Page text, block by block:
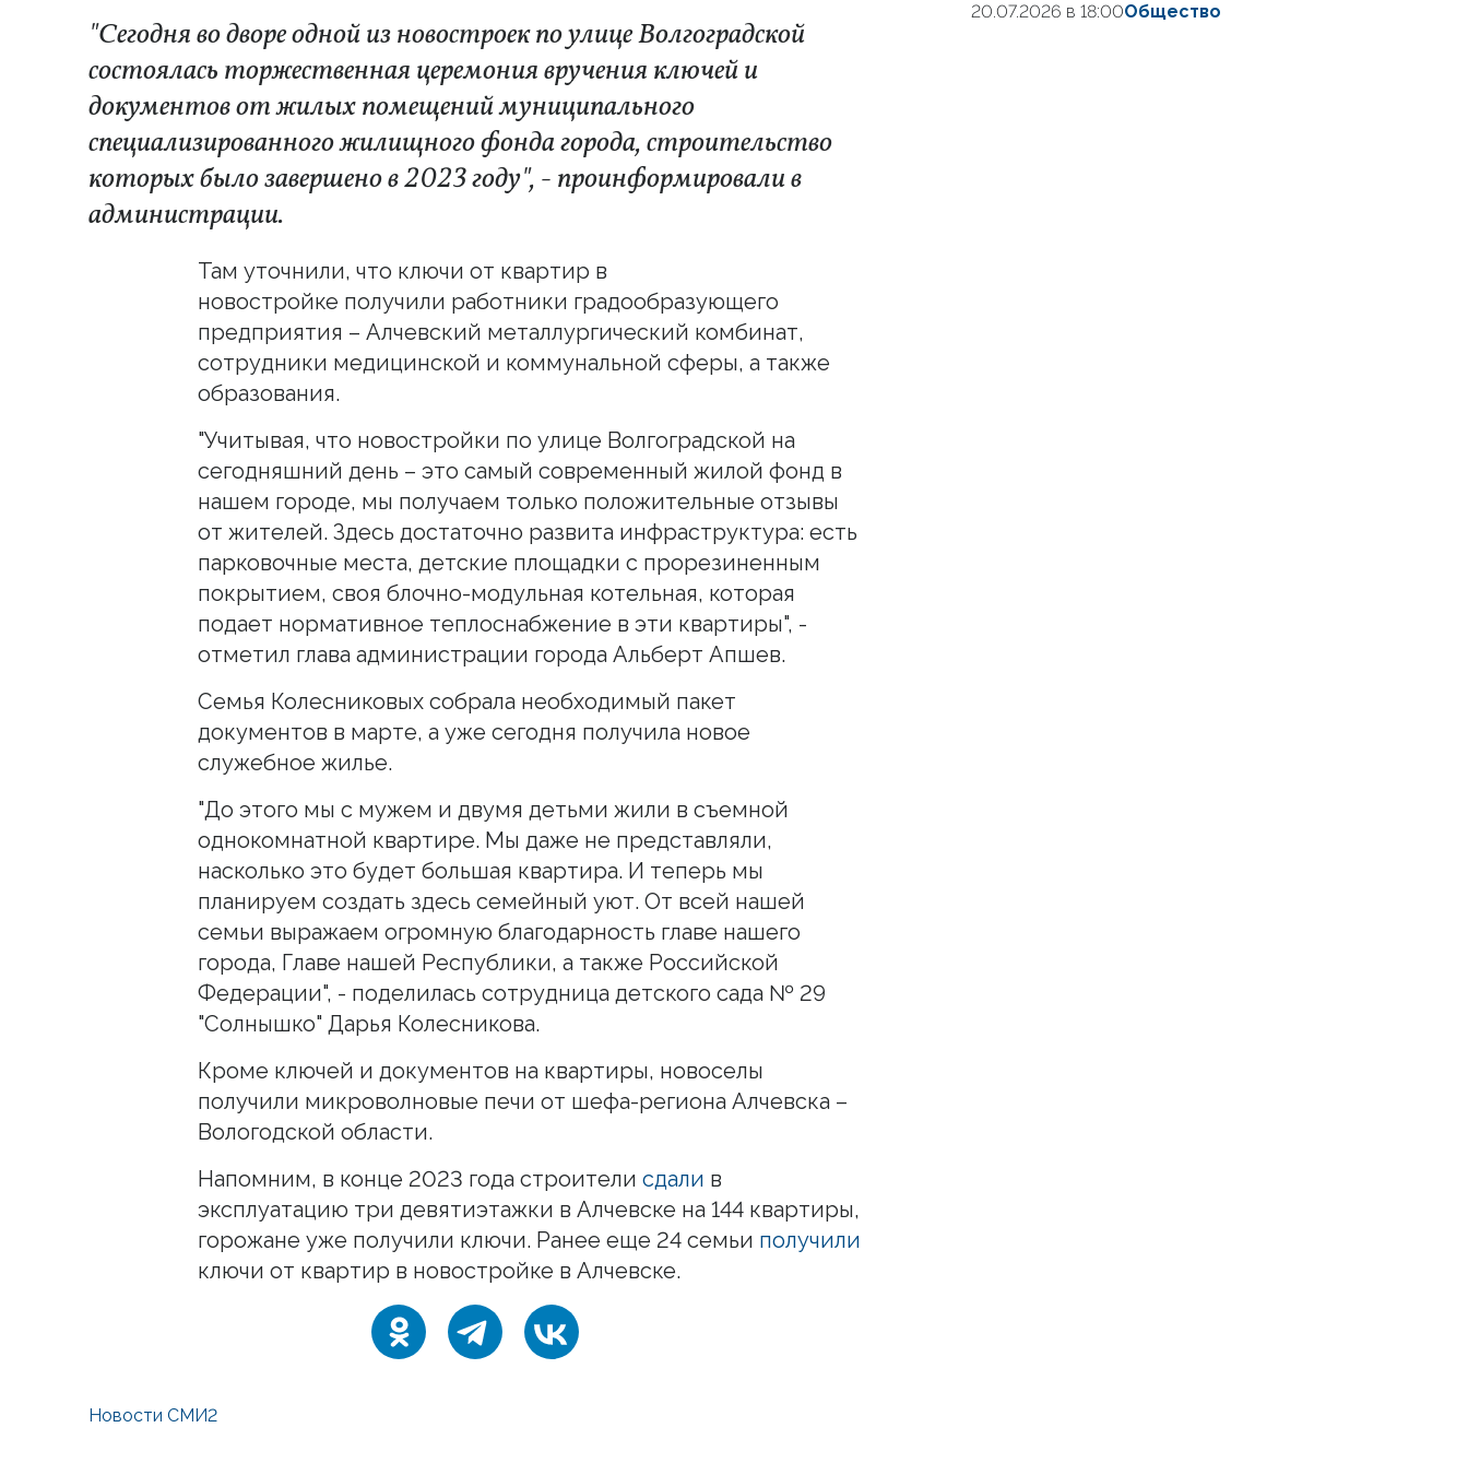
"Сегодня во дворе одной из новостроек по улице Волгоградской
состоялась торжественная церемония вручения ключей и
документов от жилых помещений муниципального
специализированного жилищного фонда города, строительство
которых было завершено в 2023 году", - проинформировали в
администрации.
Там уточнили, что ключи от квартир в
новостройке получили работники градообразующего
предприятия – Алчевский металлургический комбинат,
сотрудники медицинской и коммунальной сферы, а также
образования.
"Учитывая, что новостройки по улице Волгоградской на
сегодняшний день – это самый современный жилой фонд в
нашем городе, мы получаем только положительные отзывы
от жителей. Здесь достаточно развита инфраструктура: есть
парковочные места, детские площадки с прорезиненным
покрытием, своя блочно-модульная котельная, которая
подает нормативное теплоснабжение в эти квартиры", -
отметил глава администрации города Альберт Апшев.
Семья Колесниковых собрала необходимый пакет
документов в марте, а уже сегодня получила новое
служебное жилье.
"До этого мы с мужем и двумя детьми жили в съемной
однокомнатной квартире. Мы даже не представляли,
насколько это будет большая квартира. И теперь мы
планируем создать здесь семейный уют. От всей нашей
семьи выражаем огромную благодарность главе нашего
города, Главе нашей Республики, а также Российской
Федерации", - поделилась сотрудница детского сада № 29
"Солнышко" Дарья Колесникова.
Кроме ключей и документов на квартиры, новоселы
получили микроволновые печи от шефа-региона Алчевска –
Вологодской области.
Напомним, в конце 2023 года строители сдали в
эксплуатацию три девятиэтажки в Алчевске на 144 квартиры,
горожане уже получили ключи. Ранее еще 24 семьи получили
ключи от квартир в новостройке в Алчевске.
20.07.2026 в 18:00Общество
Новости СМИ2